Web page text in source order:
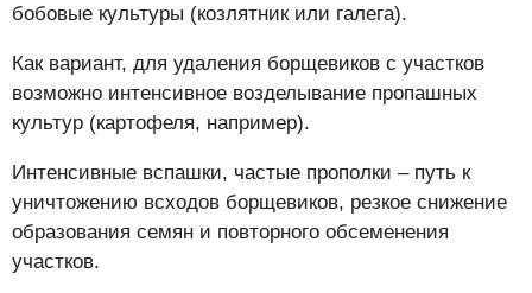
бобовые культуры (козлятник или галега).
Как вариант, для удаления борщевиков с участков
возможно интенсивное возделывание пропашных
культур (картофеля, например).
Интенсивные вспашки, частые прополки – путь к
уничтожению всходов борщевиков, резкое снижение
образования семян и повторного обсеменения
участков.